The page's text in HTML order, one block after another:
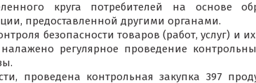
круга потребителей на основе
предоставленной другими органами.
безопасности товаров (работ, услуг) и
регулярное проведение
проведена контрольная закупка 397